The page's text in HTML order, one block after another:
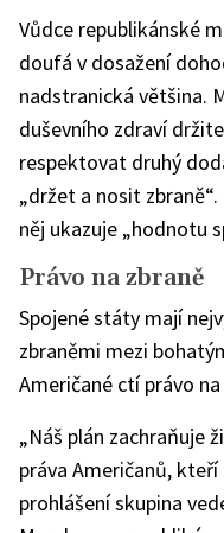
Vůdce republikánské
doufá v dosažení
nadstranická většina.
duševního zdraví
respektovat druhý
„držet a nosit
něj ukazuje „hodnotu
Právo na zbraně
Spojené státy mají
zbraněmi mezi
Američané ctí právo na
„Náš plán zachraňuje
práva Američanů,
prohlášení skupina